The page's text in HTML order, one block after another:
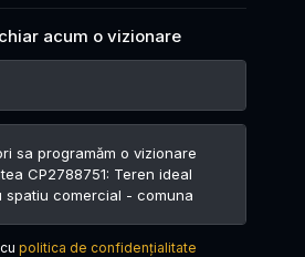
acum o vizionare
politica de confidențialitate